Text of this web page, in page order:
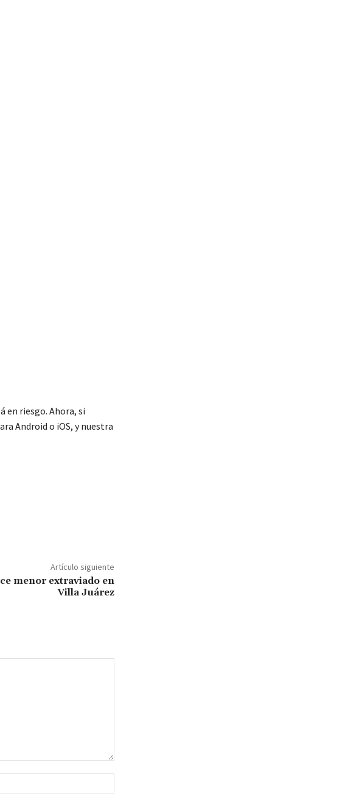
en riesgo. Ahora, si
Android o iOS, y nuestra
Artículo siguiente
menor extraviado en
Villa Juárez
web: